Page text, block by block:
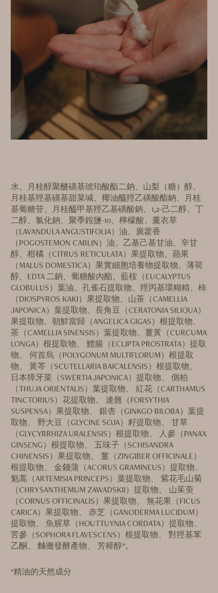
水、月桂醇聚醚磺基琥珀酸酯二鈉、山梨（糖）醇、
月桂基羥基磺基甜菜堿、椰油醯羥乙磺酸酯鈉、月桂
基葡糖苷、月桂醯甲基羥乙基磺酸鈉、1,2-己二醇、丁
二醇、氯化鈉、聚季銨鹽-10、檸檬酸、薰衣草
（LAVANDULA ANGUSTIFOLIA）油、廣藿香
（POGOSTEMON CABLIN）油、乙基己基甘油、辛甘
醇、柑橘（CITRUS RETICULATA）果提取物、蘋果
（MALUS DOMESTICA）果實細胞培養物提取物、薄荷
醇、EDTA 二鈉、葡糖酸內酯、藍桉（EUCALYPTUS
GLOBULUS）葉油、孔雀石提取物、羥丙基環糊精、柿
（DIOSPYROS KAKI）果提取物、山茶（CAMELLIA
JAPONICA）葉提取物、長角豆（CERATONIA SILIQUA）
果提取物、朝鮮當歸（ANGELICA GIGAS）根提取物、
茶（CAMELLIA SINENSIS）葉提取物、薑黃（CURCUMA
LONGA）根提取物、 鱧腸（ECLIPTA PROSTRATA）提取
物、 何首烏（POLYGONUM MULTIFLORUM）根提取
物、 黃芩（SCUTELLARIA BAICALENSIS）根提取物、
日本獐牙菜（SWERTIA JAPONICA）提取物、 側柏
（THUJA ORIENTALIS）葉提取物、 紅花（CARTHAMUS
TINCTORIUS）花提取物、 連翹（FORSYTHIA
SUSPENSA）果提取物、 銀杏（GINKGO BILOBA）葉提
取物、 野大豆（GLYCINE SOJA）籽提取物、 甘草
（GLYCYRRHIZA URALENSIS）根提取物、 人參（PANAX
GINSENG）根提取物、 五味子（SCHISANDRA
CHINENSIS）果提取物、 薑（ZINGIBER OFFICINALE）
根提取物、 金錢蒲（ACORUS GRAMINEUS）提取物、
魁蒿（ARTEMISIA PRINCEPS）葉提取物、 紫花毛山菊
（CHRYSANTHEMUM ZAWADSKII）提取物、 山茱萸
（CORNUS OFFICINALIS）果提取物、 無花果（FICUS
CARICA）果提取物、 赤芝（GANODERMA LUCIDUM）
提取物、 魚腥草（HOUTTUYNIA CORDATA）提取物、
苦參（SOPHORA FLAVESCENS）根提取物、 對羥基苯
乙酮、 麯黴發酵產物、 芳樟醇*。
*精油的天然成分